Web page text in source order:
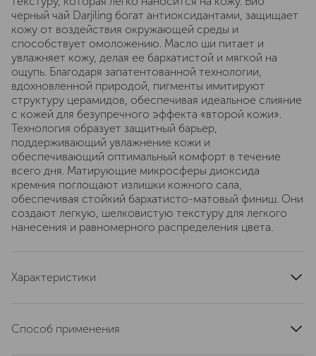
черный чай Darjiling богат антиоксидантами, защищает
кожу от воздействия окружающей среды и
способствует омоложению. Масло ши питает и
увлажняет кожу, делая ее бархатистой и мягкой на
ощупь. Благодаря запатентованной технологии,
вдохновленной природой, пигменты имитируют
структуру церамидов, обеспечивая идеальное слияние
с кожей для безупречного эффекта «второй кожи».
Технология образует защитный барьер,
поддерживающий увлажнение кожи и
обеспечивающий оптимальный комфорт в течение
всего дня. Матирующие микросферы диоксида
кремния поглощают излишки кожного сала,
обеспечивая стойкий бархатисто-матовый финиш. Они
создают легкую, шелковистую текстуру для легкого
нанесения и равномерного распределения цвета.
Характеристики
тип продукта
Способ применения